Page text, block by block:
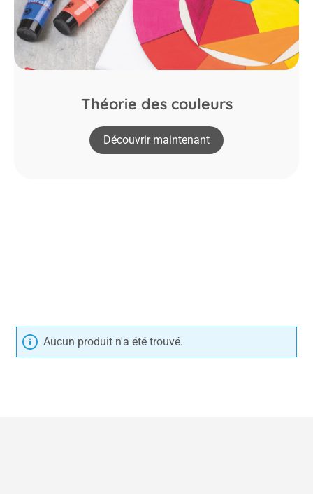
Théorie des couleurs
Découvrir maintenant
Aucun produit n'a été trouvé.